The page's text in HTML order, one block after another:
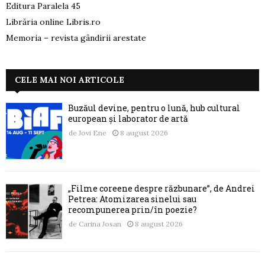
Editura Paralela 45
Librăria online Libris.ro
Memoria – revista gândirii arestate
CELE MAI NOI ARTICOLE
Buzăul devine, pentru o lună, hub cultural
european și laborator de artă
de Jovi Ene 8 august 2026
„Filme coreene despre răzbunare”, de Andrei
Petrea: Atomizarea sinelui sau
recompunerea prin/în poezie?
de Carina Josan 8 august 2026